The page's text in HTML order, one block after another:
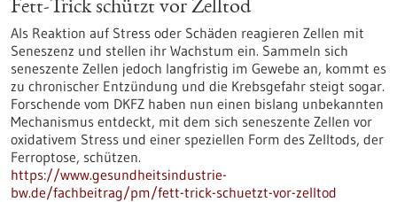
Fett-Trick schützt vor Zelltod
Als Reaktion auf Stress oder Schäden reagieren Zellen mit
Seneszenz und stellen ihr Wachstum ein. Sammeln sich
seneszente Zellen jedoch langfristig im Gewebe an, kommt es
zu chronischer Entzündung und die Krebsgefahr steigt sogar.
Forschende vom DKFZ haben nun einen bislang unbekannten
Mechanismus entdeckt, mit dem sich seneszente Zellen vor
oxidativem Stress und einer speziellen Form des Zelltods, der
Ferroptose, schützen.
https://www.gesundheitsindustrie-
bw.de/fachbeitrag/pm/fett-trick-schuetzt-vor-zelltod